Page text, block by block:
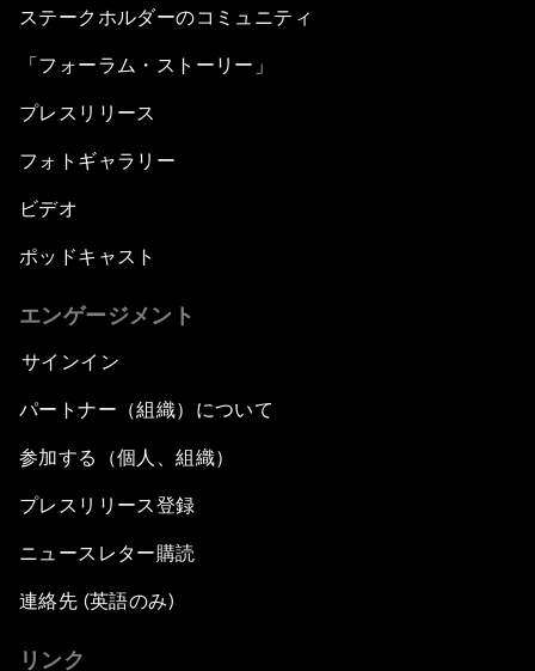
ステークホルダーのコミュニティ
「フォーラム・ストーリー」
プレスリリース
フォトギャラリー
ビデオ
ポッドキャスト
エンゲージメント
サインイン
パートナー（組織）について
参加する（個人、組織）
プレスリリース登録
ニュースレター購読
連絡先 (英語のみ)
リンク